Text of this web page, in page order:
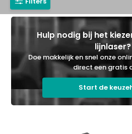
Hulp nodig bij het
lijnlaser?
Doe makkelijk en snel onze
direct een gratis
Start de